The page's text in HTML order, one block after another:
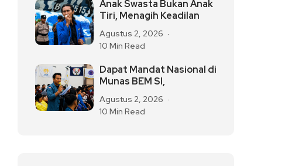
Anak Swasta Bukan Anak
Tiri, Menagih Keadilan
Agustus 2, 2026
10 Min Read
Dapat Mandat Nasional di
Munas BEM SI,
Agustus 2, 2026
10 Min Read